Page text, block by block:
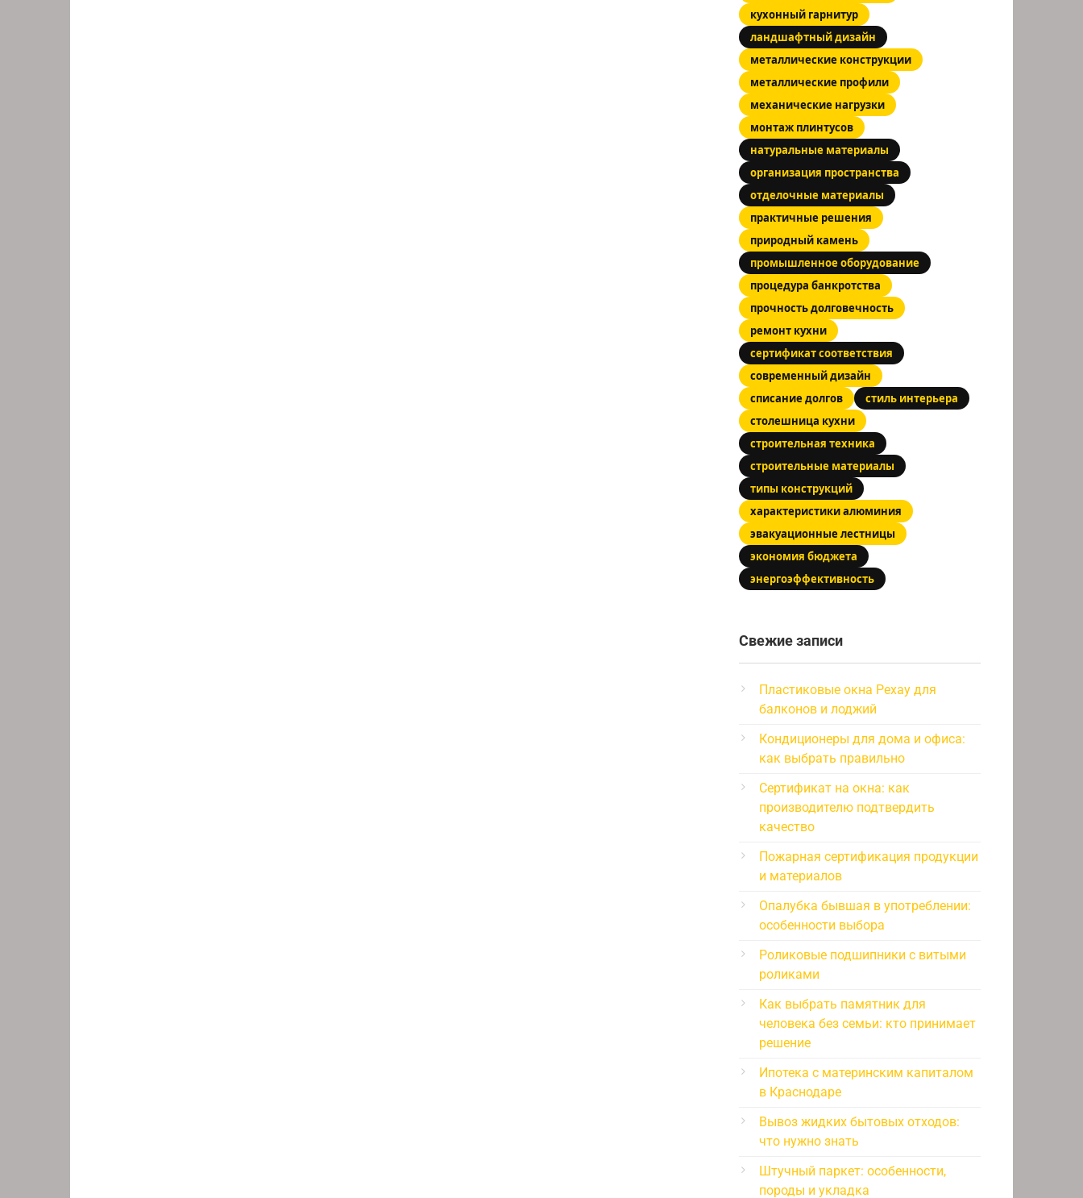
кухонный гарнитур
ландшафтный дизайн
металлические конструкции
металлические профили
механические нагрузки
монтаж плинтусов
натуральные материалы
организация пространства
отделочные материалы
практичные решения
природный камень
промышленное оборудование
процедура банкротства
прочность долговечность
ремонт кухни
сертификат соответствия
современный дизайн
списание долгов
стиль интерьера
столешница кухни
строительная техника
строительные материалы
типы конструкций
характеристики алюминия
эвакуационные лестницы
экономия бюджета
энергоэффективность
Свежие записи
Пластиковые окна Рехау для
балконов и лоджий
Кондиционеры для дома и офиса:
как выбрать правильно
Сертификат на окна: как
производителю подтвердить
качество
Пожарная сертификация продукции
и материалов
Опалубка бывшая в употреблении:
особенности выбора
Роликовые подшипники с витыми
роликами
Как выбрать памятник для
человека без семьи: кто принимает
решение
Ипотека с материнским капиталом
в Краснодаре
Вывоз жидких бытовых отходов:
что нужно знать
Штучный паркет: особенности,
породы и укладка